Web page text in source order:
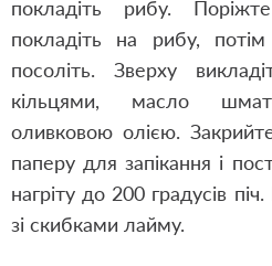
покладіть рибу.
покладіть на рибу,
посоліть. Зверху
кільцями, масло
оливковою олією.
паперу для запікання і
нагріту до 200 градусів
зі скибками лайму.